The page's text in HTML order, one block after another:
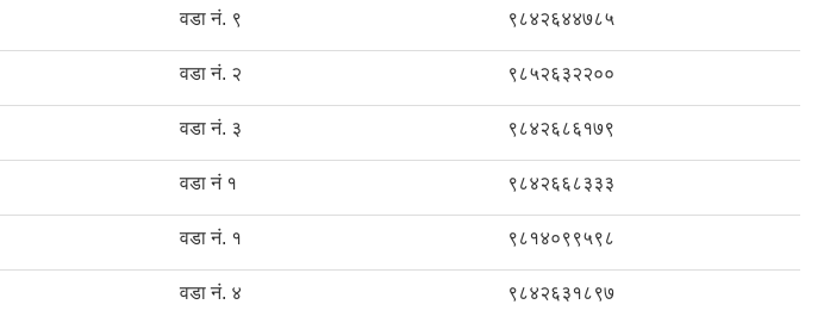
वडा नं. ९ ९८४२६४४७८५
वडा नं. २ ९८५२६३२२००
वडा नं. ३ ९८४२६८६१७९
वडा नं १ ९८४२६६८३३३
वडा नं. १ ९८१४०९९५९८
वडा नं. ४ ९८४२६३१८९७